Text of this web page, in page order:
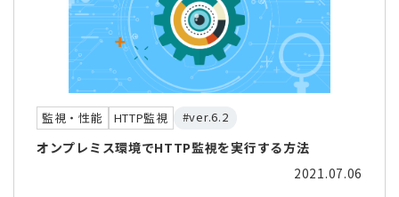
監視・性能 HTTP監視 #ver.6.2
オンプレミス環境でHTTP監視を実行する方法
2021.07.06